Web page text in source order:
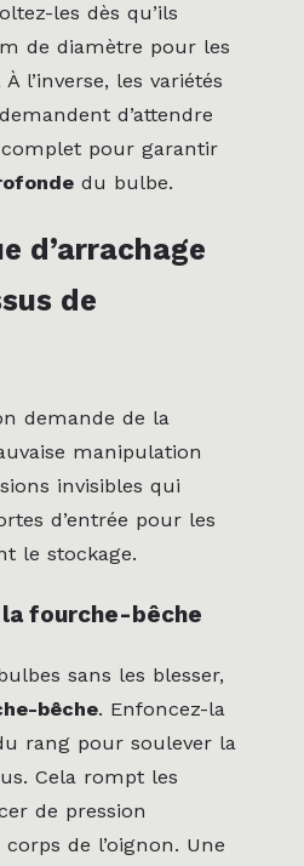
les dès qu’ils
de diamètre pour les
l’inverse, les variétés
d’attendre
pour garantir
du bulbe.
d’arrachage
de
demande de la
manipulation
invisibles qui
d’entrée pour les
le stockage.
la fourche-bêche
sans les blesser,
bêche. Enfoncez-la
rang pour soulever la
Cela rompt les
de pression
de l’oignon. Une